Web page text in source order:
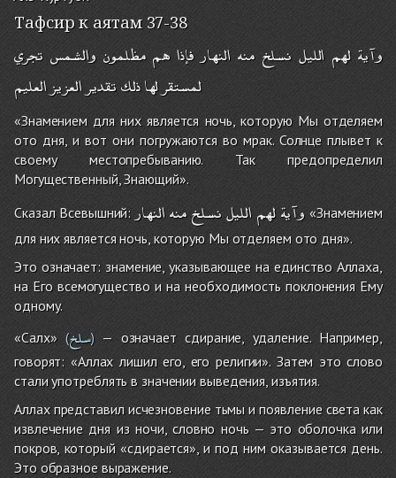
Тафсир к аятам 37-38
وآية لهم الليل نسلخ منه النهار فإذا هم مظلمون والشمس تجري
لمستقرلهاذلكتقديرالعزيزالعليم
«Знамением для них является ночь, которую Мы отделяем
ото дня, и вот они погружаются во мрак. Солнце плывет к
своему местопребыванию. Так предопределил
Могущественный, Знающий».
Сказал Всевышний:
وآيةلهمالليلنسلخمنهالنهار
«Знамением
для них является ночь, которую Мы отделяем ото дня».
Это означает: знамение, указывающее на единство Аллаха,
на Его всемогущество и на необходимость поклонения Ему
одному.
«Салх»(سلخ) — означает сдирание, удаление. Например,
говорят: «Аллах лишил его, его религии». Затем это слово
стали употреблять в значении выведения, изъятия.
Аллах представил исчезновение тьмы и появление света как
извлечение дня из ночи, словно ночь — это оболочка или
покров, который «сдирается», и под ним оказывается день.
Это образное выражение.